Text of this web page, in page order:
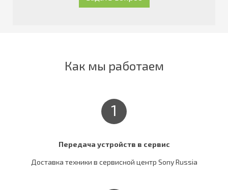
Как мы работаем
1
Передача устройств в сервис
Доставка техники в сервисной центр Sony Russia